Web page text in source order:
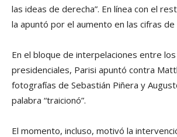
las ideas de derecha”. En línea con el
la apuntó por el aumento en las cifras
En el bloque de interpelaciones entre
presidenciales, Parisi apuntó contra
fotografías de Sebastián Piñera y
palabra “traicionó”.
El momento, incluso, motivó la